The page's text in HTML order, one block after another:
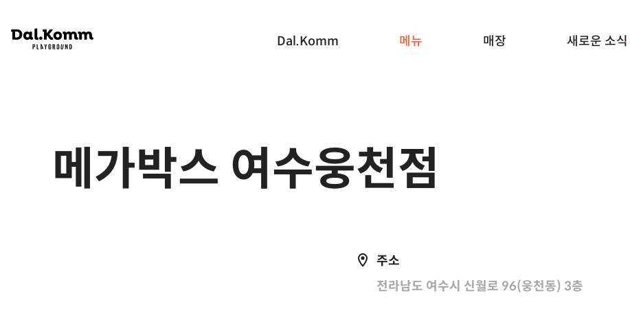
Dal.Komm 메뉴 매장 새로운 소식
메가박스 여수웅천점
주소
전라남도 여수시 신월로 96(웅천동) 3층